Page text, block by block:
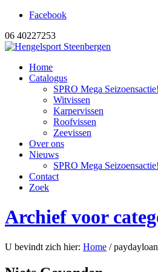
Facebook
06 40227253
Home
Catalogus
SPRO Mega
Witvissen
Karpervissen
Roofvissen
Zeevissen
Over ons
Nieuws
SPRO Mega
Contact
Zoek
Archief voor
U bevindt zich hier: Home /